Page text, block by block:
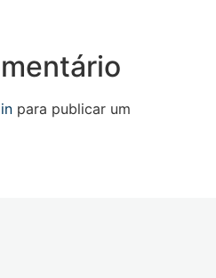
para publicar um